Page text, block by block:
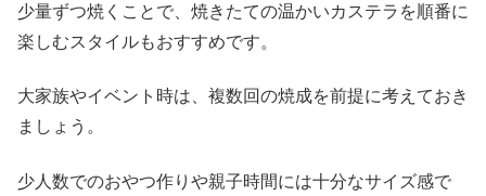
少量ずつ焼くことで、焼きたての温かいカステラを順番に
楽しむスタイルもおすすめです。
大家族やイベント時は、複数回の焼成を前提に考えておき
ましょう。
少人数でのおやつ作りや親子時間には十分なサイズ感で